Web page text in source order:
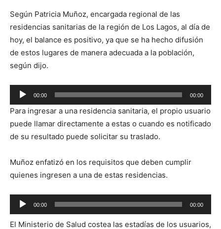
Según Patricia Muñoz, encargada regional de las
residencias sanitarias de la región de Los Lagos, al día de
hoy, el balance es positivo, ya que se ha hecho difusión
de estos lugares de manera adecuada a la población,
según dijo.
Reproductor
de
audio
00:00 00:00
Para ingresar a una residencia sanitaria, el propio usuario
puede llamar directamente a estas o cuando es notificado
de su resultado puede solicitar su traslado.
Muñoz enfatizó en los requisitos que deben cumplir
quienes ingresen a una de estas residencias.
Reproductor
de
audio
00:00 00:00
El Ministerio de Salud costea las estadías de los usuarios,